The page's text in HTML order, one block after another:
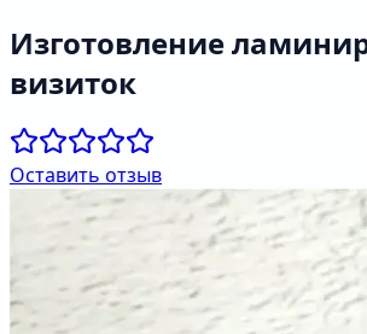
Изготовление
визиток
Оставить отзыв